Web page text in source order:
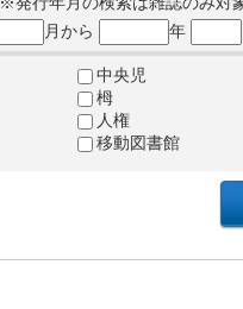
月から 年
中央児
栂
人権
移動図書館